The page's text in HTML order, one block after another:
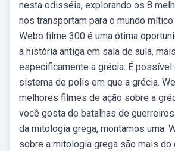
nesta odisséia, explorando os 8
nos transportam para o mundo
Webo filme 300 é uma ótima
a história antiga em sala de aula, mais
especificamente a grécia. É possível
sistema de polis em que a grécia.
melhores filmes de ação sobre a
você gosta de batalhas de
da mitologia grega, montamos uma.
sobre a mitologia grega são mais do